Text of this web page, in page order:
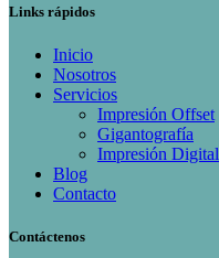
Links rápidos
Inicio
Nosotros
Servicios
Impresión Offset
Gigantografía
Impresión Digital
Blog
Contacto
Contáctenos